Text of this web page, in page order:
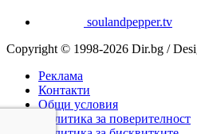
soulandpepper.tv
Copyright © 1998-2026 Dir.bg /
Реклама
Контакти
Общи условия
Политика за поверителност